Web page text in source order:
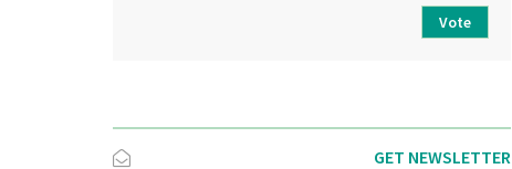
Vote
GET NEWSLETTER